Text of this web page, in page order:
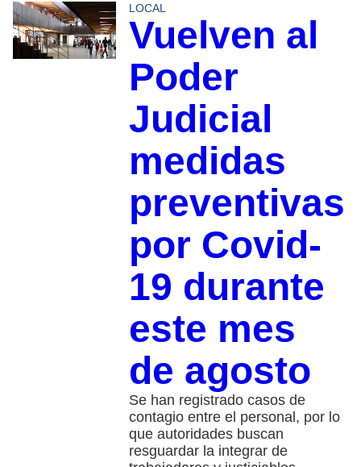
LOCAL
Vuelven al
Poder
Judicial
medidas
preventivas
por Covid-
19 durante
este mes
de agosto
Se han registrado casos de
contagio entre el personal, por lo
que autoridades buscan
resguardar la integrar de